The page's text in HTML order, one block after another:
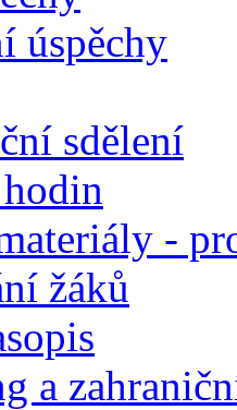
úspěchy
sdělení
-
žáků
a